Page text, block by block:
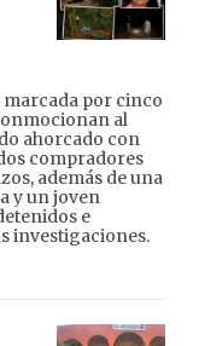
marcada por cinco
al
ahorcado con
compradores
además de una
y un joven
e
investigaciones.